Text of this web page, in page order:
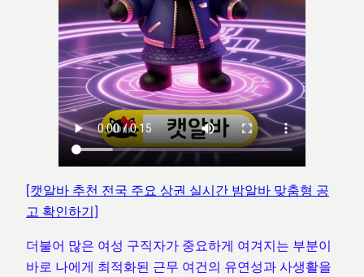
[캣알바 추천 전국 주요 상권 실시간 밤알바 맞춤형 공
고 확인하기]
더불어 많은 여성 구직자가 중요하게 여겨지는 부분이
바로 나에게 최적화된 근무 여건의 유연성과 사생활을